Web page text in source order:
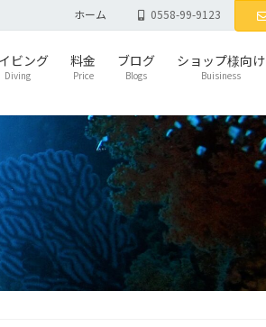
ホーム 0558-99-9123
ビング
Diving
料金
Price
ブログ
Blogs
ショップ様向け
Buisiness